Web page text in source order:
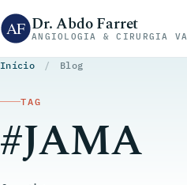
Pular para o conteúdo
Dr. Abdo Farret
ANGIOLOGIA & CIRURGIA
Início / Blog
TAG
#JAMA